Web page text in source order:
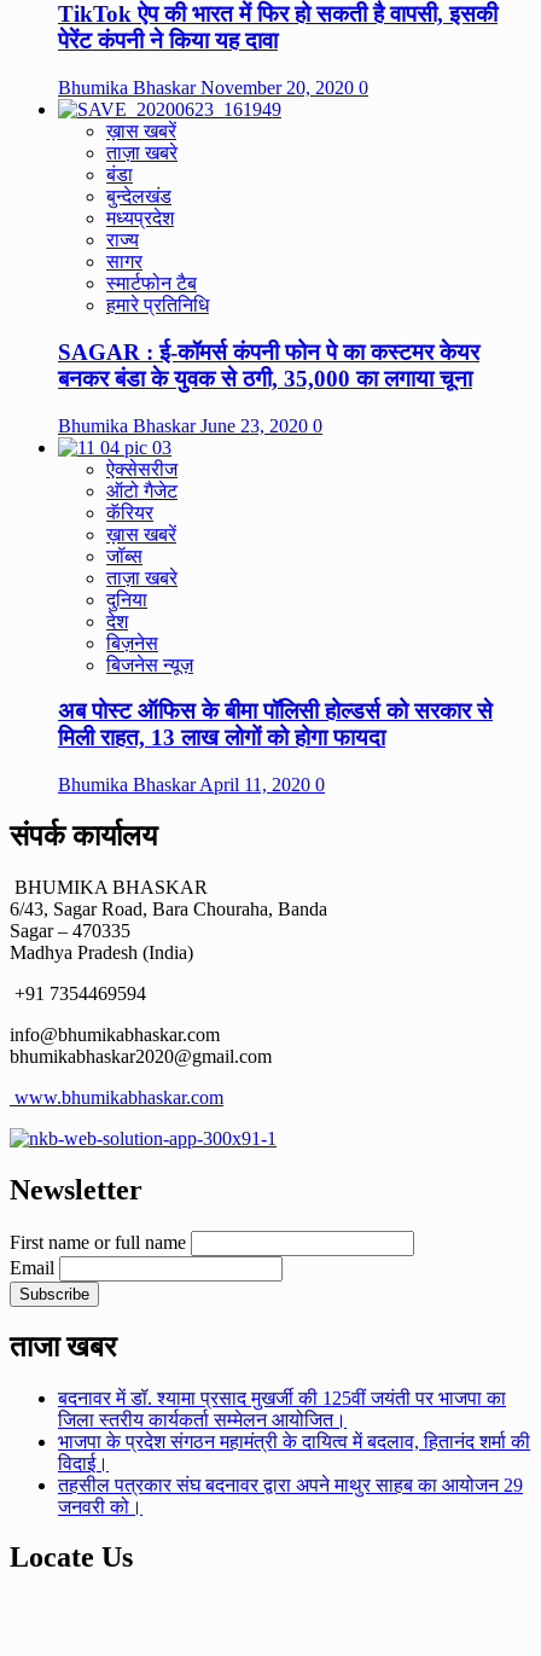
TikTok ऐप की भारत में फिर हो सकती है वापसी, इसकी
पेरेंट कंपनी ने किया यह दावा
Bhumika BhaskarNovember 20, 2020 0
ख़ास खबरें
ताज़ा खबरे
बंडा
बुन्देलखंड
मध्यप्रदेश
राज्य
सागर
स्मार्टफोन टैब
हमारे प्रतिनिधि
SAGAR : ई-कॉमर्स कंपनी फोन पे का कस्टमर केयर
बनकर बंडा के युवक से ठगी, 35,000 का लगाया चूना
Bhumika BhaskarJune 23, 2020 0
ऐक्सेसरीज
ऑटो गैजेट
कॅरियर
ख़ास खबरें
जॉब्स
ताज़ा खबरे
दुनिया
देश
बिज़नेस
बिजनेस न्यूज़
अब पोस्ट ऑफिस के बीमा पॉलिसी होल्डर्स को सरकार से
मिली राहत, 13 लाख लोगों को होगा फायदा
Bhumika BhaskarApril 11, 2020 0
संपर्क कार्यालय
BHUMIKA BHASKAR
6/43, Sagar Road, Bara Chouraha, Banda
Sagar – 470335
Madhya Pradesh (India)
+91 7354469594
info@bhumikabhaskar.com
bhumikabhaskar2020@gmail.com
www.bhumikabhaskar.com
Newsletter
First name or full name
Email
ताजा खबर
बदनावर में डॉ. श्यामा प्रसाद मुखर्जी की 125वीं जयंती पर भाजपा का
जिला स्तरीय कार्यकर्ता सम्मेलन आयोजित।
भाजपा के प्रदेश संगठन महामंत्री के दायित्व में बदलाव, हितानंद शर्मा की
विदाई।
तहसील पत्रकार संघ बदनावर द्वारा अपने माथुर साहब का आयोजन 29
जनवरी को।
Locate Us